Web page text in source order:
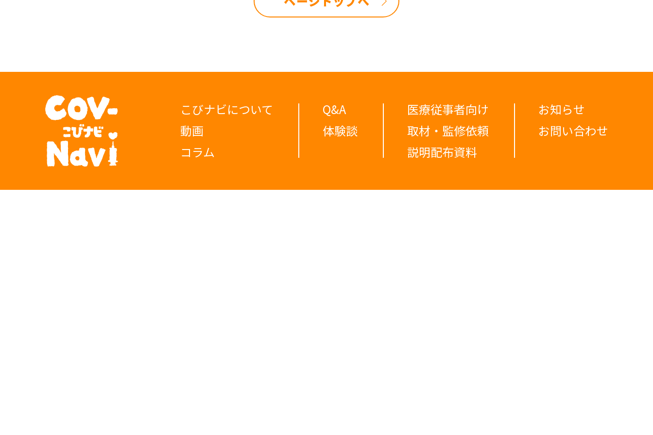
こびナビについて
動画
コラム
Q&A
体験談
医療従事者向け
取材・監修依頼
説明配布資料
お知らせ
お問い合わせ